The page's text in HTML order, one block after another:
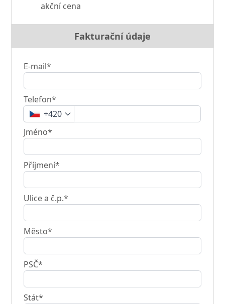
akční cena
Fakturační údaje
E-mail*
Telefon*
+420
Jméno*
Příjmení*
Ulice a č.p.*
Město*
PSČ*
Stát*